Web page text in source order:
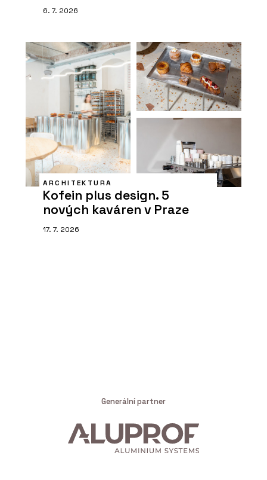
6. 7. 2026
ARCHITEKTURA
Kofein plus design. 5
nových kaváren v Praze
17. 7. 2026
Generální partner